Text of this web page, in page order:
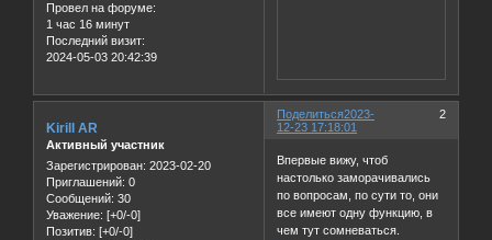
Провел на форуме:
1 час 16 минут
Последний визит:
2024-05-03 20:42:39
Поделиться 2
2023-
12-23 17:18:01
Kirill AR
Активный участник
Зарегистрирован: 2023-02-20
Приглашений: 0
Сообщений: 30
Уважение: [+0/-0]
Позитив: [+0/-0]
Впервые вижу, чтоб
настолько заморачивались
по вопросам, по сути то, они
все имеют одну функцию, в
чем тут сомневаться.